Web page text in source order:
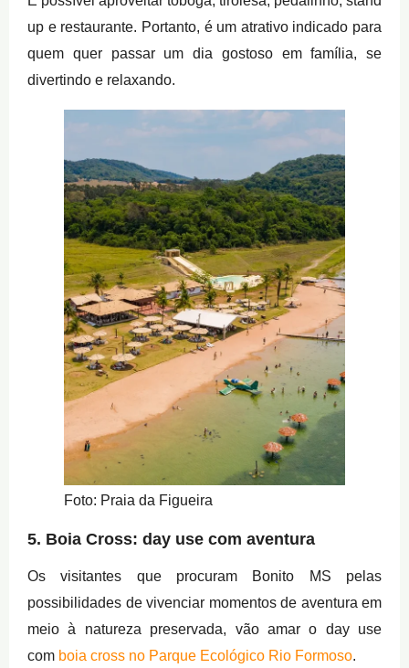
up e restaurante. Portanto, é um atrativo indicado para
quem quer passar um dia gostoso em família, se
divertindo e relaxando.
Foto: Praia da Figueira
5. Boia Cross: day use com aventura
Os visitantes que procuram Bonito MS pelas
possibilidades de vivenciar momentos de aventura em
meio à natureza preservada, vão amar o day use
com boia cross no Parque Ecológico Rio Formoso.